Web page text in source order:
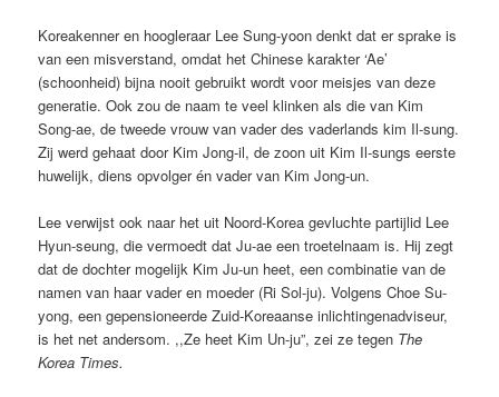
Koreakenner en hoogleraar Lee Sung-yoon denkt dat er sprake is
van een misverstand, omdat het Chinese karakter ‘Ae’
(schoonheid) bijna nooit gebruikt wordt voor meisjes van deze
generatie. Ook zou de naam te veel klinken als die van Kim
Song-ae, de tweede vrouw van vader des vaderlands kim Il-sung.
Zij werd gehaat door Kim Jong-il, de zoon uit Kim Il-sungs eerste
huwelijk, diens opvolger én vader van Kim Jong-un.
Lee verwijst ook naar het uit Noord-Korea gevluchte partijlid Lee
Hyun-seung, die vermoedt dat Ju-ae een troetelnaam is. Hij zegt
dat de dochter mogelijk Kim Ju-un heet, een combinatie van de
namen van haar vader en moeder (Ri Sol-ju). Volgens Choe Su-
yong, een gepensioneerde Zuid-Koreaanse inlichtingenadviseur,
is het net andersom. ,,Ze heet Kim Un-ju”, zei ze tegen The
Korea Times.